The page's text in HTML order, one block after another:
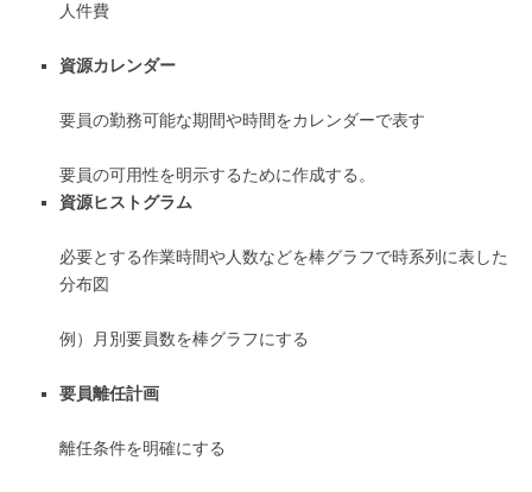
人件費
資源カレンダー
要員の勤務可能な期間や時間をカレンダーで表す
要員の可用性を明示するために作成する。
資源ヒストグラム
必要とする作業時間や人数などを棒グラフで時系列に表した
分布図
例）月別要員数を棒グラフにする
要員離任計画
離任条件を明確にする